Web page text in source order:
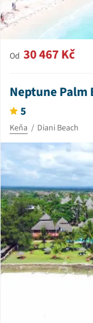
Od 30 467 Kč
Neptune Palm
5
Keňa Diani Beach